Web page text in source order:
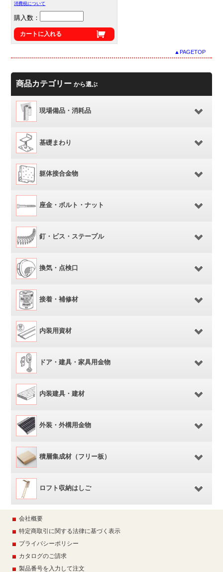
消費税について
購入数：
カートに入れる
▲PAGETOP
商品カテゴリーから選ぶ
現場備品・消耗品
基礎まわり
躯体接合金物
座金・ボルト・ナット
釘・ビス・ステープル
換気・点検口
接着・補修材
内装用資材
ドア・建具・家具用金物
内装建具・建材
外装・外構用金物
積層集成材（フリー板）
ロフト収納はしご
会社概要
特定商取引に関する法律に基づく表示
プライバシーポリシー
カタログのご請求
製品番号を入力して注文